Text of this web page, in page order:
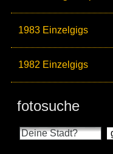
1983 Einzelgigs
1982 Einzelgigs
fotosuche